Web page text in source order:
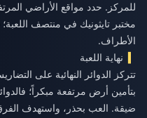
للمركز. حدد مواقع الأراضي
مختبر تايثونيك في منتصف
الأطراف.
نهاية اللعبة
تتركز الدوائر النهائية على
ضيقة. العب بحذر، واستهدف